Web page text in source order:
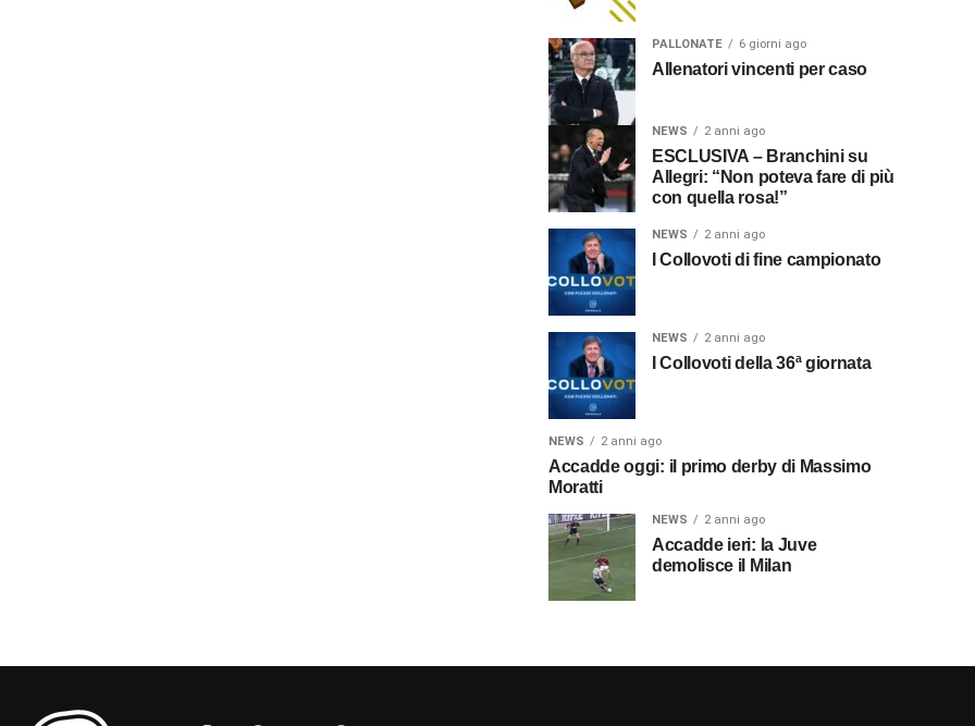
PALLONATE 6 giorni ago
Allenatori vincenti per caso
NEWS 2 anni ago
ESCLUSIVA – Branchini su
Allegri: “Non poteva fare di più
con quella rosa!”
NEWS 2 anni ago
I Collovoti di fine campionato
NEWS 2 anni ago
I Collovoti della 36ª giornata
NEWS 2 anni ago
Accadde oggi: il primo derby di Massimo
Moratti
NEWS 2 anni ago
Accadde ieri: la Juve
demolisce il Milan